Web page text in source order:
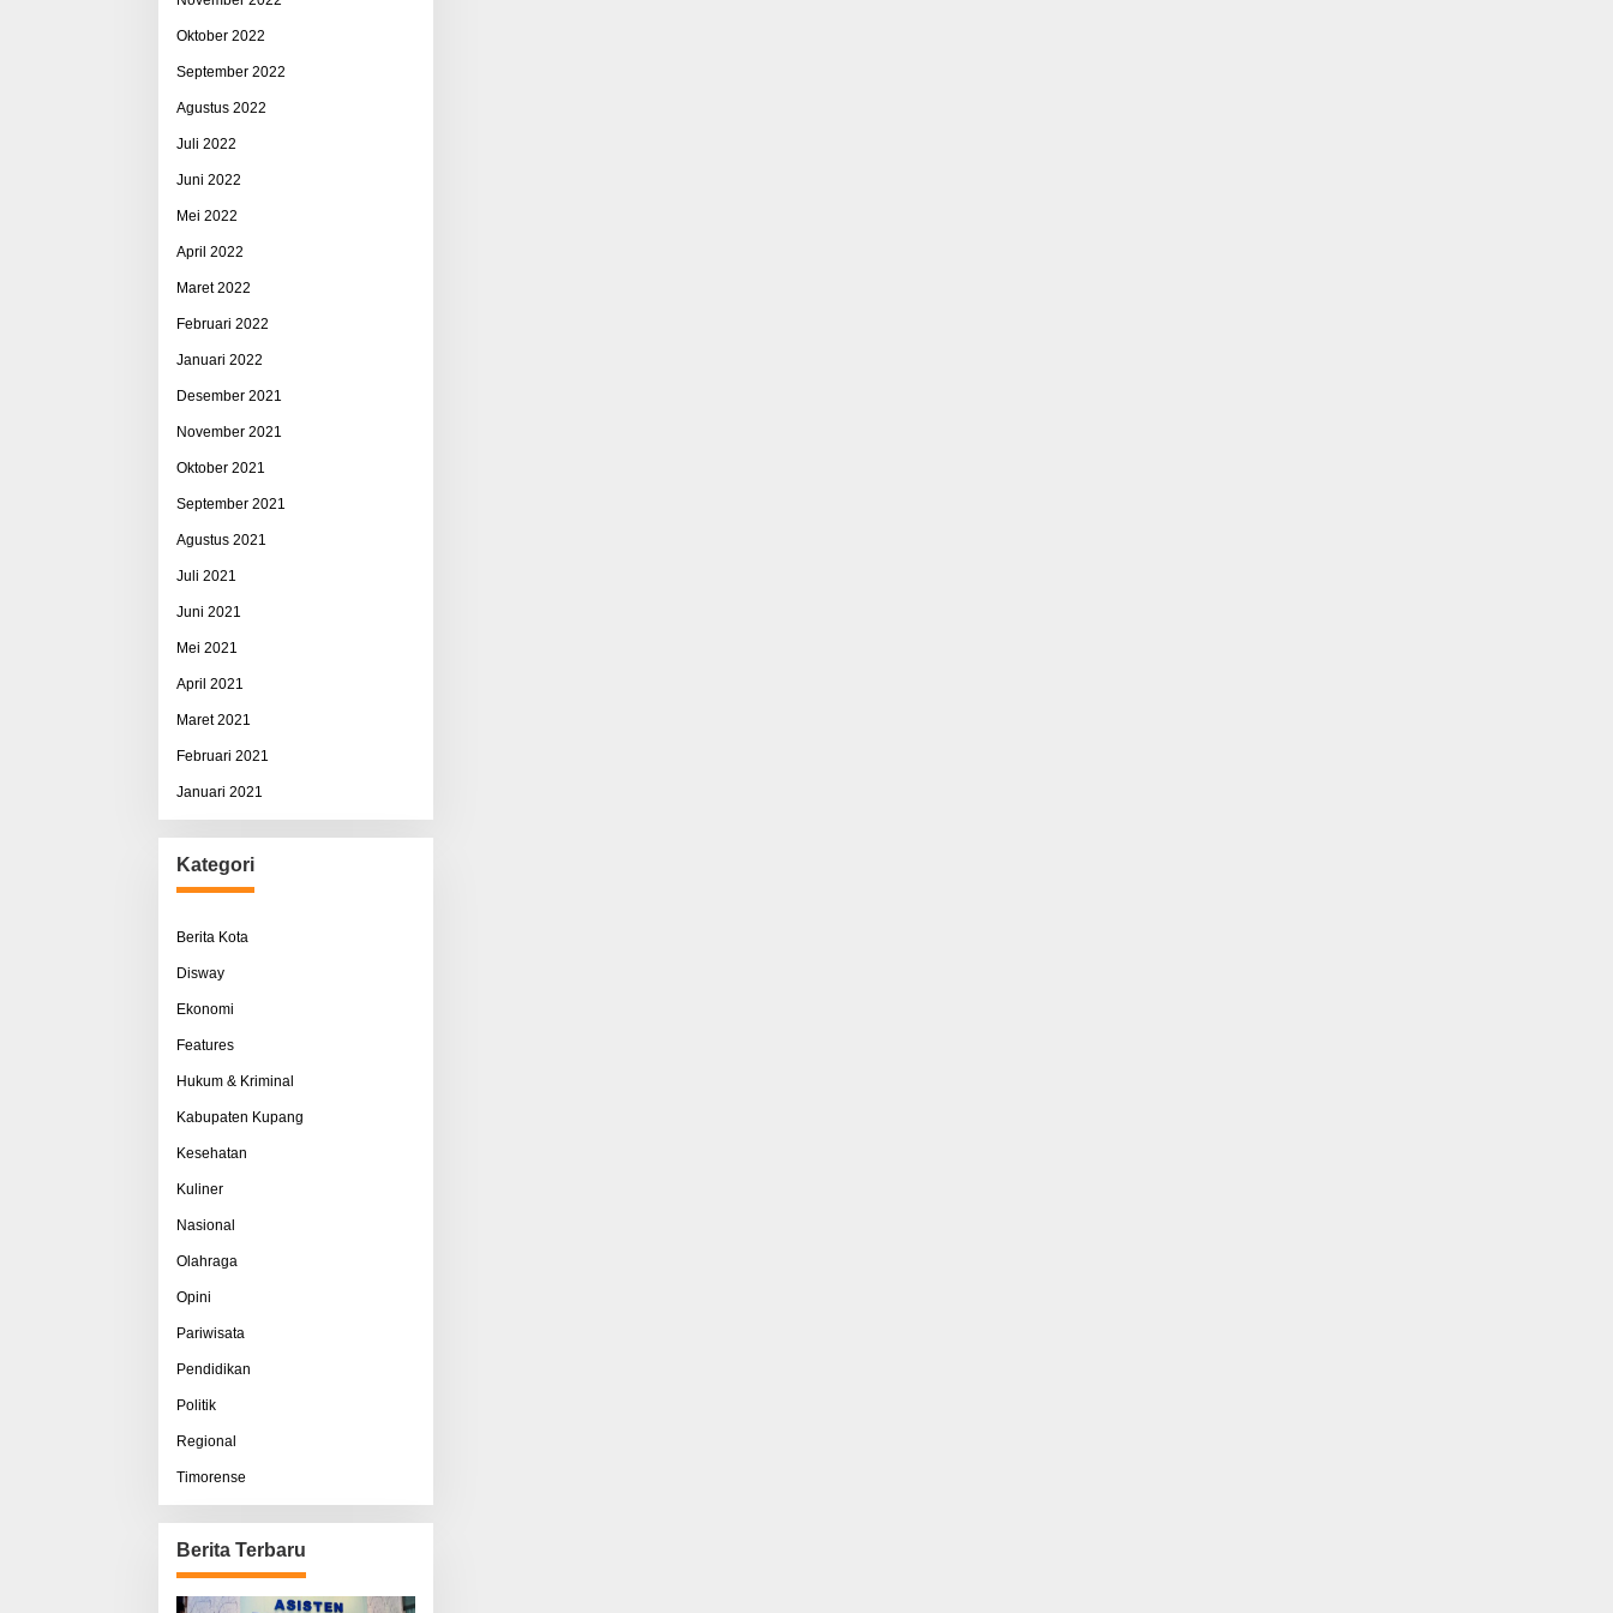
Oktober 2022
September 2022
Agustus 2022
Juli 2022
Juni 2022
Mei 2022
April 2022
Maret 2022
Februari 2022
Januari 2022
Desember 2021
November 2021
Oktober 2021
September 2021
Agustus 2021
Juli 2021
Juni 2021
Mei 2021
April 2021
Maret 2021
Februari 2021
Januari 2021
Kategori
Berita Kota
Disway
Ekonomi
Features
Hukum & Kriminal
Kabupaten Kupang
Kesehatan
Kuliner
Nasional
Olahraga
Opini
Pariwisata
Pendidikan
Politik
Regional
Timorense
Berita Terbaru